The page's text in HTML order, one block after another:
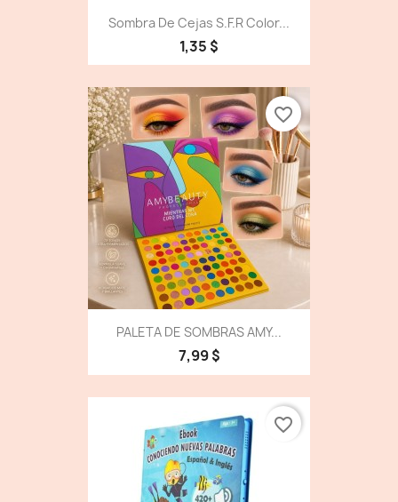
Sombra De Cejas S.f.r Color...
1,35 $
PALETA DE SOMBRAS AMY...
7,99 $
favorite_border
favorite_border